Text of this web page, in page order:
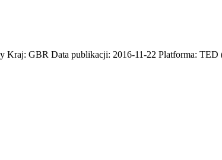
Kraj: GBR Data publikacji: 2016-11-22 Platforma: